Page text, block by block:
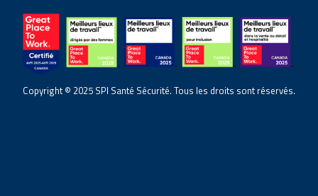
Copyright © 2025 SPI Santé Sécurité. Tous les droits sont réservés.